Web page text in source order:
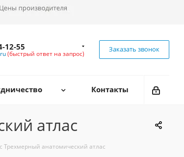
12-55
(быстрый ответ на запрос)
Заказать звонок
Контакты
атлас
анатомический атлас